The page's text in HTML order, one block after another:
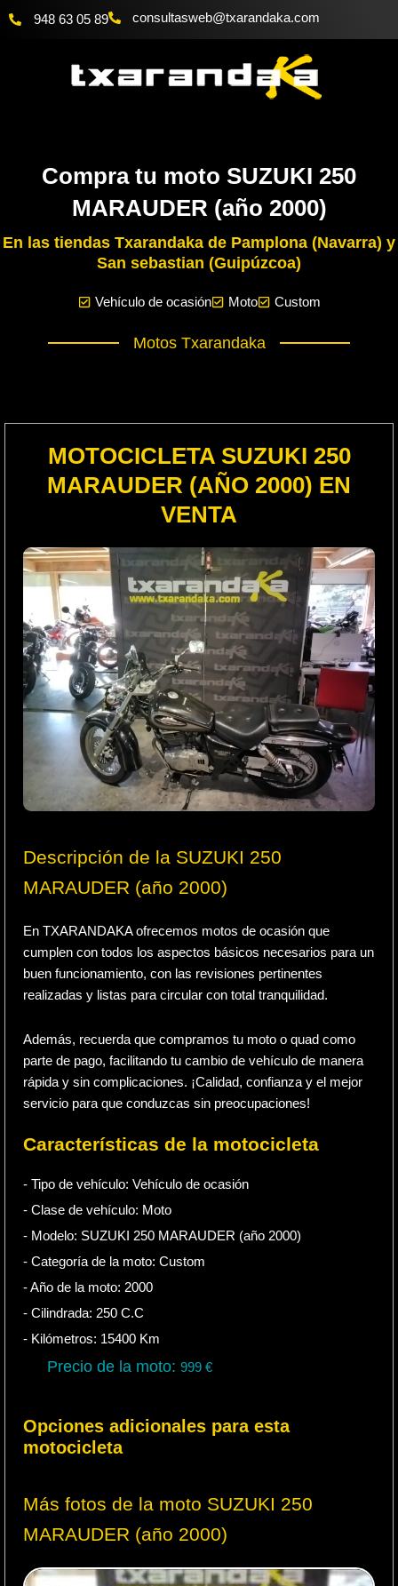
948 63 05 89 moc.akadnaraxt
@bewsatlusnoc
Compra tu moto SUZUKI 250
MARAUDER (año 2000)
En las tiendas Txarandaka de Pamplona (Navarra) y
San sebastian (Guipúzcoa)
Vehículo de ocasión Moto Custom
Motos Txarandaka
MOTOCICLETA SUZUKI 250
MARAUDER (AÑO 2000) EN
VENTA
Descripción de la SUZUKI 250
MARAUDER (año 2000)
En TXARANDAKA ofrecemos motos de ocasión que
cumplen con todos los aspectos básicos necesarios para un
buen funcionamiento, con las revisiones pertinentes
realizadas y listas para circular con total tranquilidad.
Además, recuerda que compramos tu moto o quad como
parte de pago, facilitando tu cambio de vehículo de manera
rápida y sin complicaciones. ¡Calidad, confianza y el mejor
servicio para que conduzcas sin preocupaciones!
Características de la motocicleta
- Tipo de vehículo: Vehículo de ocasión
- Clase de vehículo: Moto
- Modelo: SUZUKI 250 MARAUDER (año 2000)
- Categoría de la moto: Custom
- Año de la moto: 2000
- Cilindrada: 250 C.C
- Kilómetros: 15400 Km
Precio de la moto: 999€
Opciones adicionales para esta
motocicleta
Más fotos de la moto SUZUKI 250
MARAUDER (año 2000)